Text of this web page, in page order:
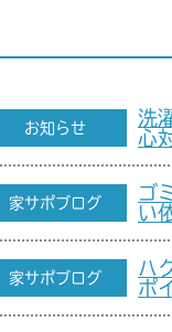
お知らせ
洗
心
家サポブログ
ゴ
い
家サポブログ
ハ
ポ